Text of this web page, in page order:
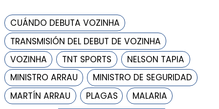
CUÁNDO DEBUTA VOZINHA
TRANSMISIÓN DEL DEBUT DE VOZINHA
VOZINHA
TNT SPORTS
NELSON TAPIA
MINISTRO ARRAU
MINISTRO DE SEGURIDAD
MARTÍN ARRAU
PLAGAS MALARIA